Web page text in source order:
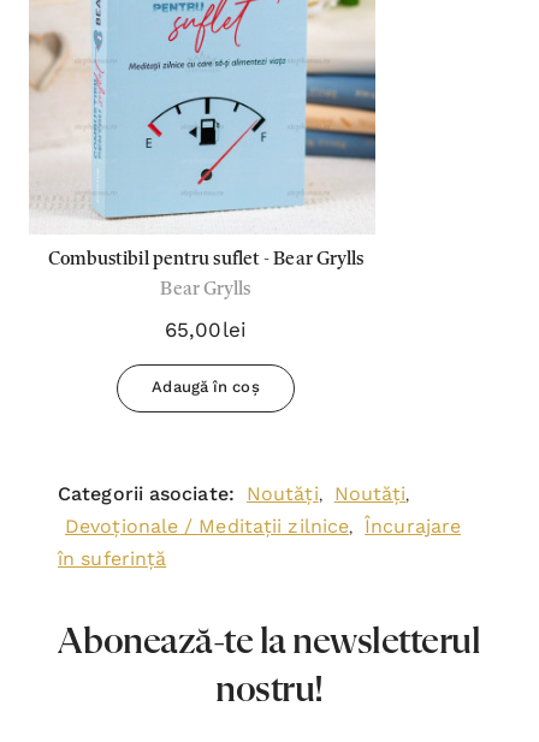
Combustibil pentru suflet - Bear Grylls
Bear Grylls
65,00lei
Adaugă în coș
Categorii asociate: Noutăți, Noutăți,
Devoționale / Meditații zilnice,
Încurajare
în suferință
Abonează-te la newsletterul
nostru!